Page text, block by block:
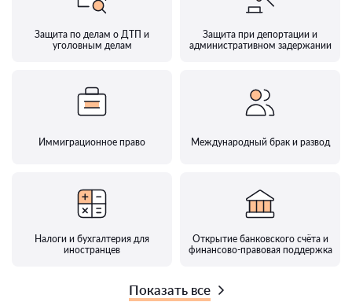
Защита по делам о ДТП и
уголовным делам
Защита при депортации и
административном задержании
Иммиграционное право Международный брак и развод
Налоги и бухгалтерия для
иностранцев
Открытие банковского счёта и
финансово-правовая поддержка
Показать все